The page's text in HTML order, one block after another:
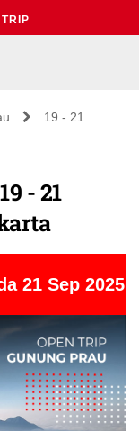
19 - 21
- 21
21 Sep 2025